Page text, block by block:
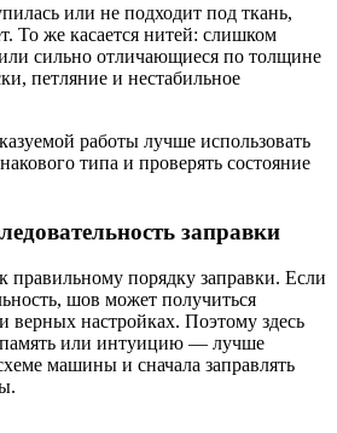
или не подходит под ткань,
То же касается нитей: слишком
сильно отличающиеся по толщине
петляние и нестабильное
работы лучше использовать
типа и проверять состояние
заправки
правильному порядку заправки. Если
шов может получиться
верных настройках. Поэтому здесь
память или интуицию — лучше
машины и сначала заправлять